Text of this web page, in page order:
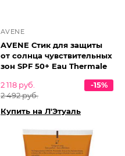
AVENE
AVENE Стик для защиты
от солнца чувствительных
зон SPF 50+ Eau Thermale
2 118 руб.
2 492 руб.
-15%
Купить на Л'Этуаль